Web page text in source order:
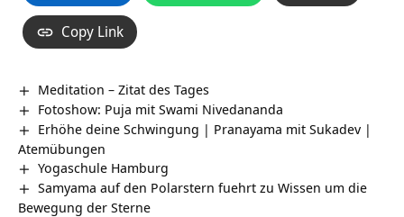
Copy Link
Meditation – Zitat des Tages
Fotoshow: Puja mit Swami Nivedananda
Erhöhe deine Schwingung | Pranayama mit Sukadev |
Atemübungen
Yogaschule Hamburg
Samyama auf den Polarstern fuehrt zu Wissen um die
Bewegung der Sterne